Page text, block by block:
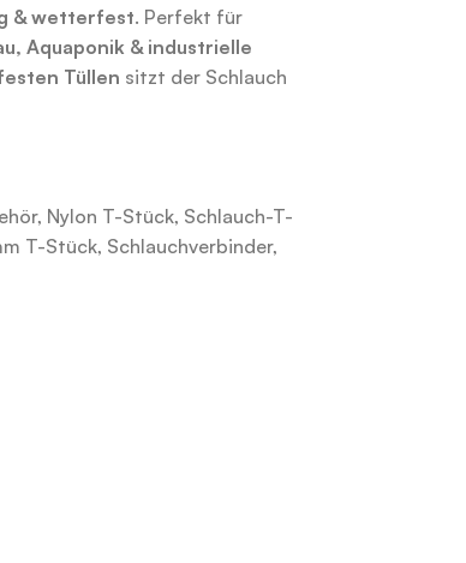
& wetterfest. Perfekt für
Aquaponik & industrielle
Tüllen sitzt der Schlauch
, Nylon T-Stück, Schlauch-T-
T-Stück, Schlauchverbinder,